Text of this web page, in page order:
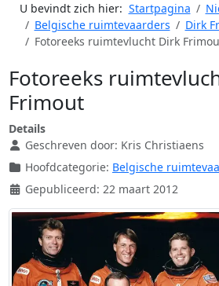
U bevindt zich hier: Startpagina
Belgische ruimtevaarders
Dirk
Fotoreeks ruimtevlucht Dirk
Fotoreeks
Frimout
Details
Geschreven door: Kris Christiaens
Hoofdcategorie: Belgische
Gepubliceerd: 22 maart 2012